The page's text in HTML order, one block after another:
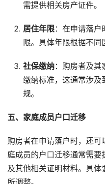
需提供相关房产证件。
居住年限：在申请落户
限。具体年限根据不同
社保缴纳：购房者及其
缴纳标准，这通常涉及
规。
五、家庭成员户口迁移
购房者在申请落户时，还
庭成员的户口迁移通常需
及其他相关证明材料。具